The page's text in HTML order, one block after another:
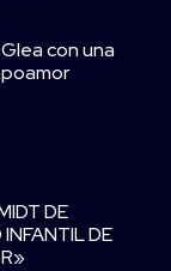
con una
DE
DE